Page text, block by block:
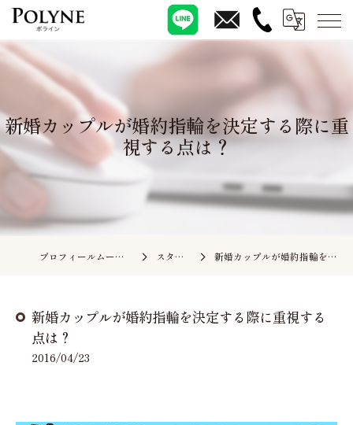
新婚カップルが婚約指輪を決定する際に重
視する点は？
プロフィールムービーの依頼ならポライン スタッフブログ 新婚カップルが婚約指輪を決定する際に重視する点は？
新婚カップルが婚約指輪を決定する際に重視する
点は？
2016/04/23